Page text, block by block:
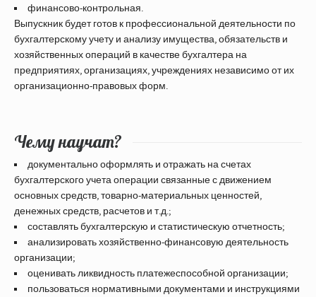
финансово-контрольная.
Выпускник будет готов к профессиональной деятельности по
бухгалтерскому учету и анализу имущества, обязательств и
хозяйственных операций в качестве бухгалтера на
предприятиях, организациях, учреждениях независимо от их
организационно-правовых форм.
Чему научат?
документально оформлять и отражать на счетах
бухгалтерского учета операции связанные с движением
основных средств, товарно-материальных ценностей,
денежных средств, расчетов и т.д.;
составлять бухгалтерскую и статистическую отчетность;
анализировать хозяйственно-финансовую деятельность
организации;
оценивать ликвидность платежеспособной организации;
пользоваться нормативными документами и инструкциями